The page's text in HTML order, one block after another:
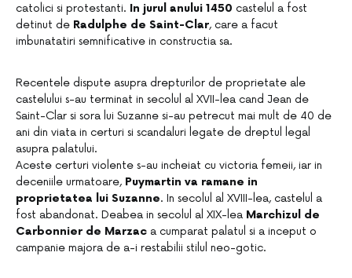
catolici si protestanti. In jurul anului 1450 castelul a fost
detinut de Radulphe de Saint-Clar, care a facut
imbunatatiri semnificative in constructia sa.
Recentele dispute asupra drepturilor de proprietate ale
castelului s-au terminat in secolul al XVII-lea cand Jean de
Saint-Clar si sora lui Suzanne si-au petrecut mai mult de 40 de
ani din viata in certuri si scandaluri legate de dreptul legal
asupra palatului.
Aceste certuri violente s-au incheiat cu victoria femeii, iar in
deceniile urmatoare, Puymartin va ramane in
proprietatea lui Suzanne. In secolul al XVIII-lea, castelul a
fost abandonat. Deabea in secolul al XIX-lea Marchizul de
Carbonnier de Marzac a cumparat palatul si a inceput o
campanie majora de a-i restabilii stilul neo-gotic.